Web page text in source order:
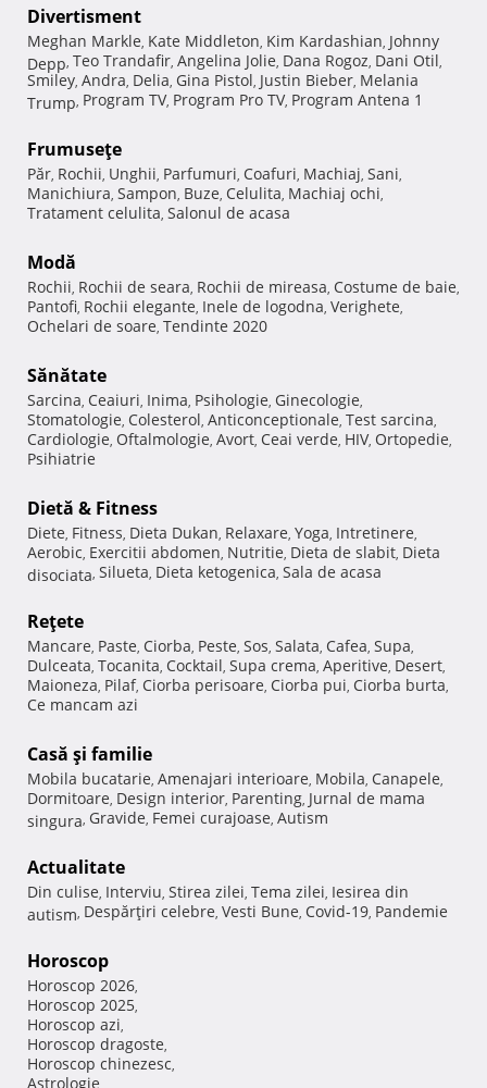
Divertisment
Meghan Markle, Kate Middleton, Kim Kardashian, Johnny
Depp, Teo Trandafir, Angelina Jolie, Dana Rogoz, Dani Otil,
Smiley, Andra, Delia, Gina Pistol, Justin Bieber, Melania
Trump, Program TV, Program Pro TV, Program Antena 1
Frumuseţe
Păr, Rochii, Unghii, Parfumuri, Coafuri, Machiaj, Sani,
Manichiura, Sampon, Buze, Celulita, Machiaj ochi,
Tratament celulita, Salonul de acasa
Modă
Rochii, Rochii de seara, Rochii de mireasa, Costume de baie,
Pantofi, Rochii elegante, Inele de logodna, Verighete,
Ochelari de soare, Tendinte 2020
Sănătate
Sarcina, Ceaiuri, Inima, Psihologie, Ginecologie,
Stomatologie, Colesterol, Anticonceptionale, Test sarcina,
Cardiologie, Oftalmologie, Avort, Ceai verde, HIV, Ortopedie,
Psihiatrie
Dietă & Fitness
Diete, Fitness, Dieta Dukan, Relaxare, Yoga, Intretinere,
Aerobic, Exercitii abdomen, Nutritie, Dieta de slabit, Dieta
disociata, Silueta, Dieta ketogenica, Sala de acasa
Reţete
Mancare, Paste, Ciorba, Peste, Sos, Salata, Cafea, Supa,
Dulceata, Tocanita, Cocktail, Supa crema, Aperitive, Desert,
Maioneza, Pilaf, Ciorba perisoare, Ciorba pui, Ciorba burta,
Ce mancam azi
Casă şi familie
Mobila bucatarie, Amenajari interioare, Mobila, Canapele,
Dormitoare, Design interior, Parenting, Jurnal de mama
singura, Gravide, Femei curajoase, Autism
Actualitate
Din culise, Interviu, Stirea zilei, Tema zilei, Iesirea din
autism, Despărţiri celebre, Vesti Bune, Covid-19, Pandemie
Horoscop
Horoscop 2026,
Horoscop 2025,
Horoscop azi,
Horoscop dragoste,
Horoscop chinezesc,
Astrologie